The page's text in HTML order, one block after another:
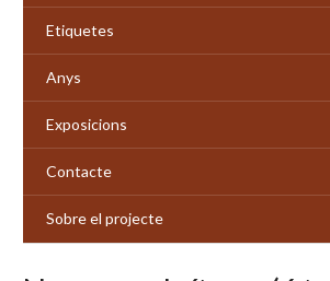
Etiquetes
Anys
Exposicions
Contacte
Sobre el projecte